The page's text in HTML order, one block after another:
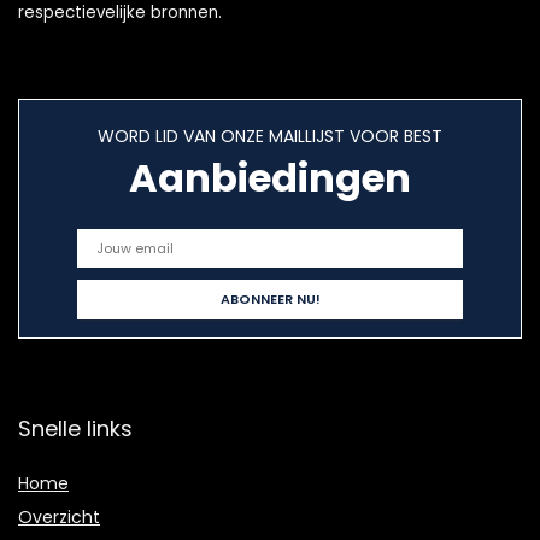
respectievelijke bronnen.
WORD LID VAN ONZE MAILLIJST VOOR BEST
Aanbiedingen
Snelle links
Home
Overzicht